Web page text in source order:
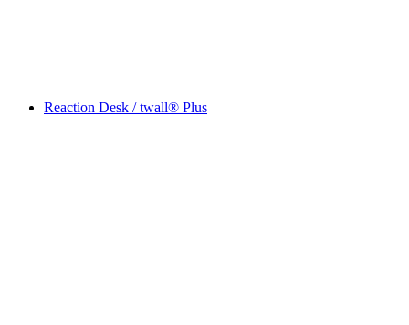
Reaction Desk / twall® Plus